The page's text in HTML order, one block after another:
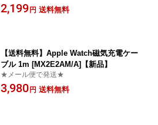
2,199 円 送料無料
【送料無料】Apple Watch磁気充電ケー
ブル 1m [MX2E2AM/A]【新品】
★メール便で発送★
3,980 円 送料無料